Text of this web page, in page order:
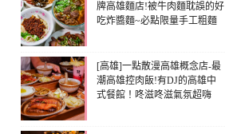
牌高雄麵店!被牛肉麵耽誤的好
吃炸醬麵~必點限量手工粗麵
[高雄]一點散漫高雄概念店-最
潮高雄控肉飯!有DJ的高雄中
式餐館！咚滋咚滋氣氛超嗨